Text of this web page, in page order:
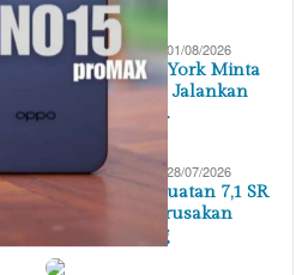
INTERNASIONAL 01/08/2026
Walikota New York Minta
Pemerintah AS Jalankan
Putusan ICC, …
INTERNASIONAL 28/07/2026
Gempa Berkekuatan 7,1 SR
Timbulkan Kerusakan
Luas di Jepang